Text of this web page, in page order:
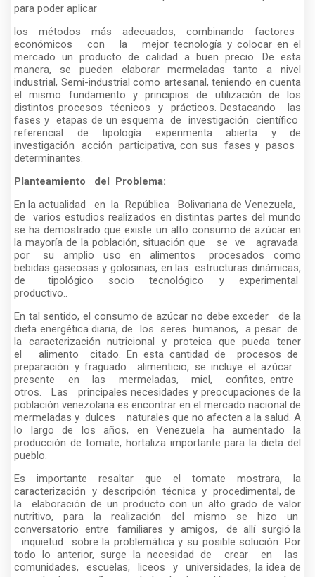
para poder aplicar
los métodos más adecuados, combinando factores
económicos con la mejor tecnología y colocar en el
mercado un producto de calidad a buen precio. De esta
manera, se pueden elaborar mermeladas tanto a nivel
industrial, Semi-industrial como artesanal, teniendo en cuenta
el mismo fundamento y principios de utilización de los
distintos procesos técnicos y prácticos. Destacando las
fases y etapas de un esquema de investigación científico
referencial de tipología experimenta abierta y de
investigación acción participativa, con sus fases y pasos
determinantes.
Planteamiento del Problema:
En la actualidad en la República Bolivariana de Venezuela,
de varios estudios realizados en distintas partes del mundo
se ha demostrado que existe un alto consumo de azúcar en
la mayoría de la población, situación que se ve agravada
por su amplio uso en alimentos procesados como
bebidas gaseosas y golosinas, en las estructuras dinámicas,
de tipológico socio tecnológico y experimental
productivo..
En tal sentido, el consumo de azúcar no debe exceder de la
dieta energética diaria, de los seres humanos, a pesar de
la caracterización nutricional y proteica que pueda tener
el alimento citado. En esta cantidad de procesos de
preparación y fraguado alimenticio, se incluye el azúcar
presente en las mermeladas, miel, confites, entre
otros. Las principales necesidades y preocupaciones de la
población venezolana es encontrar en el mercado nacional de
mermeladas y dulces naturales que no afecten a la salud. A
lo largo de los años, en Venezuela ha aumentado la
producción de tomate, hortaliza importante para la dieta del
pueblo.
Es importante resaltar que el tomate mostrara, la
caracterización y descripción técnica y procedimental, de
la elaboración de un producto con un alto grado de valor
nutritivo, para la realización del mismo se hizo un
conversatorio entre familiares y amigos, de allí surgió la
inquietud sobre la problemática y su posible solución. Por
todo lo anterior, surge la necesidad de crear en las
comunidades, escuelas, liceos y universidades, la idea de